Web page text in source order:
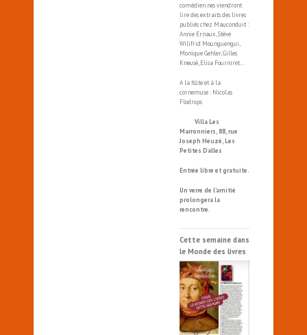
comédien.nes viendront
lire des extraits des livres
publiés chez Mauconduit :
Annie Ernaux, Stève
Wilifrid Mounguengui,
Monique Gehler, Gilles
Kneusé, Elisa Fourniret…
A la flûte et à la
cornemuse : Nicolas
Flodrops
Villa Les
Marronniers, 88, rue
Joseph Heuzé, Les
Petites Dalles
Entrée libre et gratuite.
Un verre de l’amitié
prolongera la
rencontre.
Cette semaine dans
le Monde des livres